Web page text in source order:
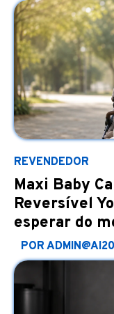
REVENDEDOR
Maxi Baby
Reversível
esperar do
POR